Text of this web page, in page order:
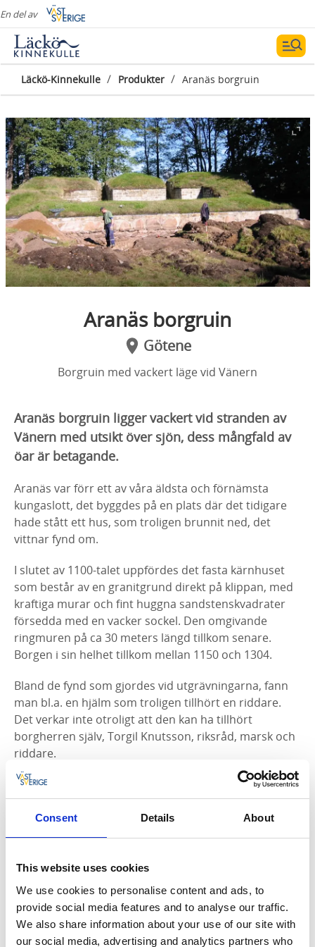
Consent Details About
This website uses cookies
We use cookies to personalise content and ads, to
provide social media features and to analyse our traffic.
We also share information about your use of our site with
our social media, advertising and analytics partners who
En del av
Läckö-Kinnekulle / Produkter / Aranäs borgruin
Aranäs borgruin
Götene
Borgruin med vackert läge vid Vänern
Aranäs borgruin ligger vackert vid stranden av
Vänern med utsikt över sjön, dess mångfald av
öar är betagande.
Aranäs var förr ett av våra äldsta och förnämsta
kungaslott, det byggdes på en plats där det tidigare
hade stått ett hus, som troligen brunnit ned, det
vittnar fynd om.
I slutet av 1100-talet uppfördes det fasta kärnhuset
som består av en granitgrund direkt på klippan, med
kraftiga murar och fint huggna sandstenskvadrater
försedda med en vacker sockel. Den omgivande
ringmuren på ca 30 meters längd tillkom senare.
Borgen i sin helhet tillkom mellan 1150 och 1304.
Bland de fynd som gjordes vid utgrävningarna, fann
man bl.a. en hjälm som troligen tillhört en riddare.
Det verkar inte otroligt att den kan ha tillhört
borgherren själv, Torgil Knutsson, riksråd, marsk och
riddare.
Parkering
Det finns en markerad parkering där du kan parkera
längs med en åker och genom kohagar. (Tänk på att
privata områden).
Hitta hit kollektivt